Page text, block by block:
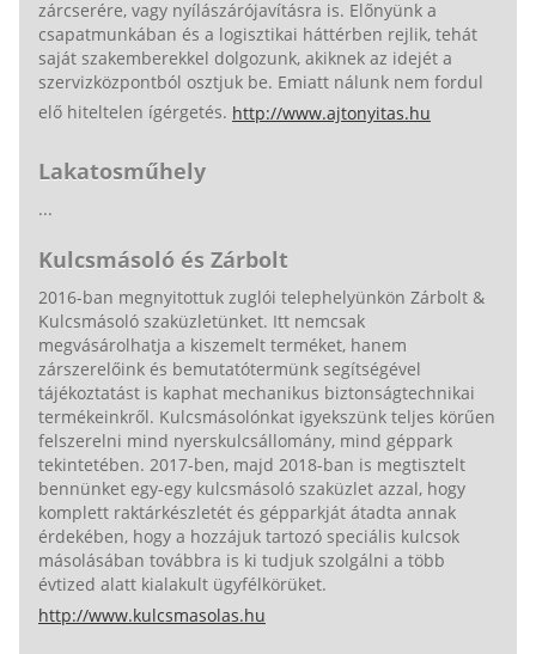
zárcserére, vagy nyílászárójavításra is. Előnyünk a
csapatmunkában és a logisztikai háttérben rejlik, tehát
saját szakemberekkel dolgozunk, akiknek az idejét a
szervizközpontból osztjuk be. Emiatt nálunk nem fordul
elő hiteltelen ígérgetés. http://www.ajtonyitas.hu
Lakatosműhely
...
Kulcsmásoló és Zárbolt
2016-ban megnyitottuk zuglói telephelyünkön Zárbolt &
Kulcsmásoló szaküzletünket. Itt nemcsak
megvásárolhatja a kiszemelt terméket, hanem
zárszerelőink és bemutatótermünk segítségével
tájékoztatást is kaphat mechanikus biztonságtechnikai
termékeinkről. Kulcsmásolónkat igyekszünk teljes körűen
felszerelni mind nyerskulcsállomány, mind géppark
tekintetében. 2017-ben, majd 2018-ban is megtisztelt
bennünket egy-egy kulcsmásoló szaküzlet azzal, hogy
komplett raktárkészletét és gépparkját átadta annak
érdekében, hogy a hozzájuk tartozó speciális kulcsok
másolásában továbbra is ki tudjuk szolgálni a több
évtized alatt kialakult ügyfélkörüket.
http://www.kulcsmasolas.hu